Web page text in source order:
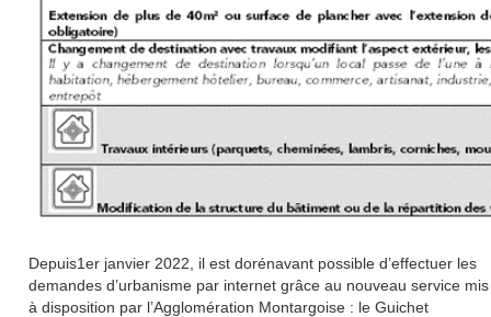
Depuis1er janvier 2022, il est dorénavant possible d’effectuer les
demandes d’urbanisme par internet grâce au nouveau service mis
à disposition par l’Agglomération Montargoise : le Guichet